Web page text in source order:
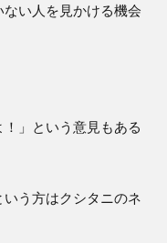
い人を見かける機会
！」という意見もある
う方はクシタニのネ